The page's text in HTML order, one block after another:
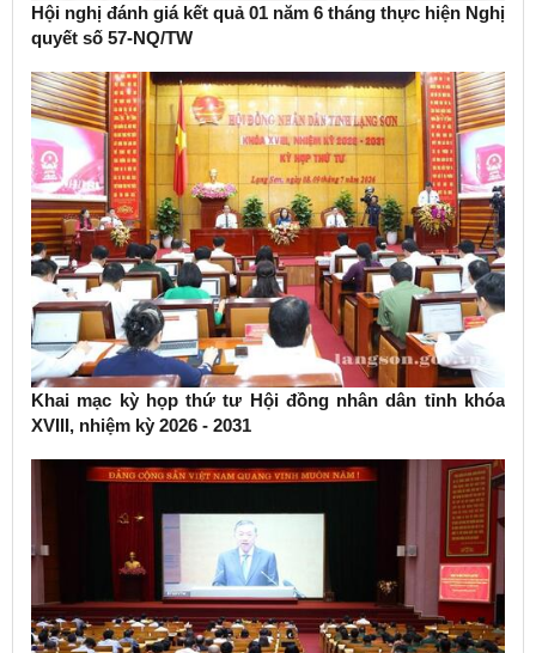
Hội nghị đánh giá kết quả 01 năm 6 tháng thực hiện Nghị
quyết số 57-NQ/TW
Khai mạc kỳ họp thứ tư Hội đồng nhân dân tỉnh khóa
XVIII, nhiệm kỳ 2026 - 2031